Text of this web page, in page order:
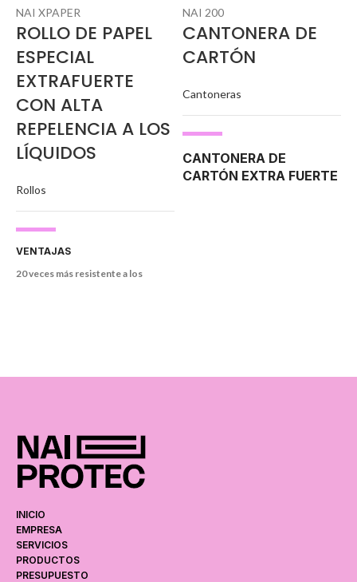
NAI XPAPER
ROLLO DE PAPEL
ESPECIAL
EXTRAFUERTE
CON ALTA
REPELENCIA A LOS
LÍQUIDOS
Rollos
VENTAJAS
20 veces más resistente a los
reciclado.* Su tecnología repelente de
Peso: 6,5 kg. No reparte cargas.
NAI 200
CANTONERA DE
CARTÓN
Cantoneras
CANTONERA DE
CARTÓN EXTRA FUERTE
INICIO
EMPRESA
SERVICIOS
PRODUCTOS
PRESUPUESTO